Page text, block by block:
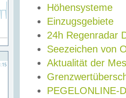
Höhensysteme
Einzugsgebiete
24h Regenradar
Seezeichen von
Aktualität der
PEGELONLINE-